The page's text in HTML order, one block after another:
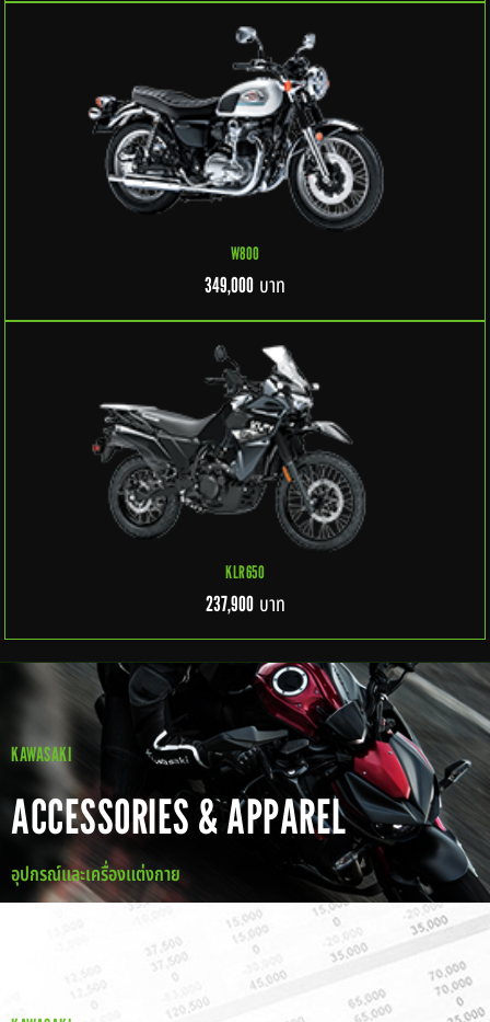
W800
349,000 บาท
KLR650
237,900บาท
KAWASAKI
ACCESSORIES & APPAREL
อุปกรณ์และเครื่องแต่งกาย